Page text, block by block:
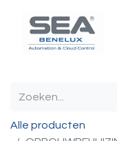
Alle producten